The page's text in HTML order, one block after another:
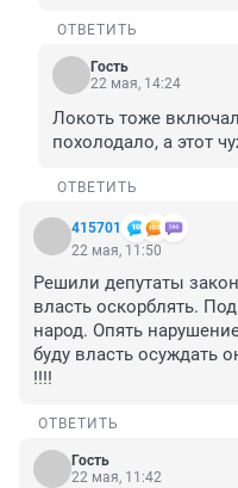
ОТВЕТИТЬ
Гость
22 мая, 14:24
Локоть тоже
похолодало, а этот
ОТВЕТИТЬ
415701
22 мая, 11:50
Решили депутаты
власть оскорблять.
народ. Опять
буду власть осуждать
!!!!
ОТВЕТИТЬ
Гость
22 мая, 11:42